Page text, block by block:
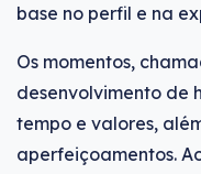
base no perfil e na
Os momentos,
desenvolvimento de
tempo e valores,
aperfeiçoamentos.